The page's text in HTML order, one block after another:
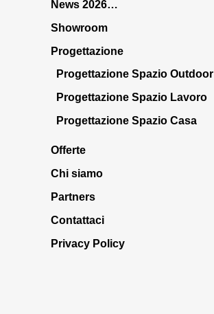
News 2026…
Showroom
Progettazione
Progettazione Spazio Outdoor
Progettazione Spazio Lavoro
Progettazione Spazio Casa
Offerte
Chi siamo
Partners
Contattaci
Privacy Policy